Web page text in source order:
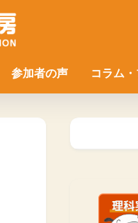
参加者の声 コラム